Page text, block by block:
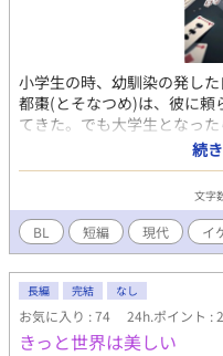
小学生の時、幼馴染の発し
都棗(とそなつめ)は、彼に頼
てきた。でも大学生となっ
かもお隣さんになっていた
のつもりはなくて……。 陽
続
文字
BL 短編 現代 イ
長編 完結 なし
お気に入り : 74 24h.ポイント :
きっと世界は美しい